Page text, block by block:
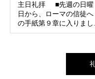
主日礼拝 ■先週の日曜
日から、ローマの信徒へ
の手紙第９章に入りまし